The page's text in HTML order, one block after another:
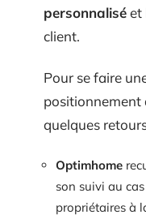
personnaliséet
client.
Pour se faire
positionnement
quelques
Optimhome
son suivi au
propriétaires à